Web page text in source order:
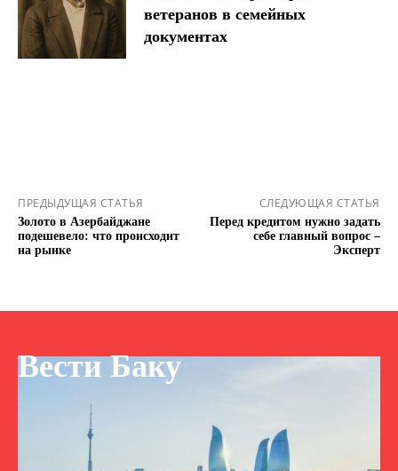
ветеранов в семейных
документах
ПРЕДЫДУЩАЯ СТАТЬЯ
Золото в Азербайджане
подешевело: что происходит
на рынке
СЛЕДУЮЩАЯ СТАТЬЯ
Перед кредитом нужно задать
себе главный вопрос –
Эксперт
Вести Баку